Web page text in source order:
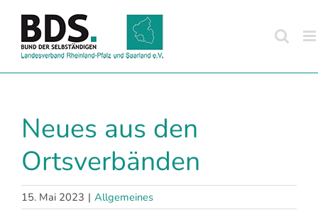
Inhalt
springen
Neues aus den
Ortsverbänden
15. Mai 2023 | Allgemeines